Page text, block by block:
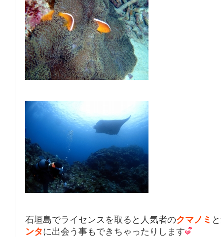
石垣島でライセンスを取ると人気者のクマノミ
ンタに出会う事もできちゃったりします